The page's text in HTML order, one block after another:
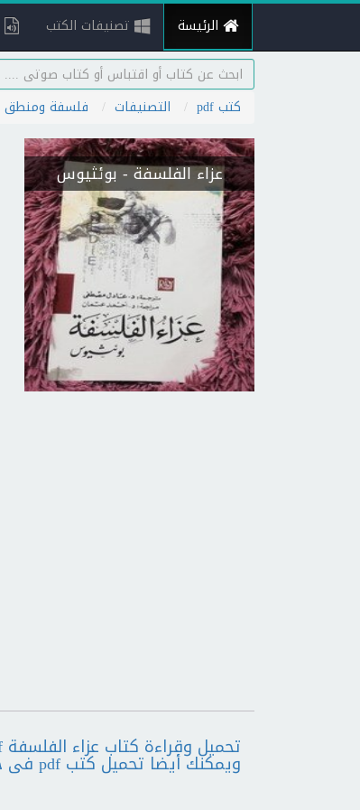
الرئيسة تصنيفات الكتب
كتب pdf التصنيفات فلسفة ومنطق
عزاء الفلسفة- بوئثيوس
ويمكنك أيضا تحميل كتب pdf فى جميع المجالات الأخرى.